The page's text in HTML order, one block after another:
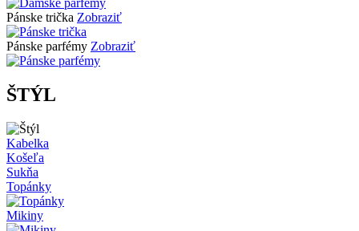
Pánske trička Zobraziť
Pánske parfémy Zobraziť
ŠTÝL
Kabelka
Košeľa
Sukňa
Topánky
Mikiny